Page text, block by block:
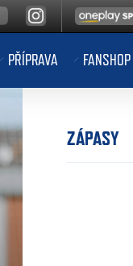
PŘÍPRAVA FANSHOP
ZÁPASY